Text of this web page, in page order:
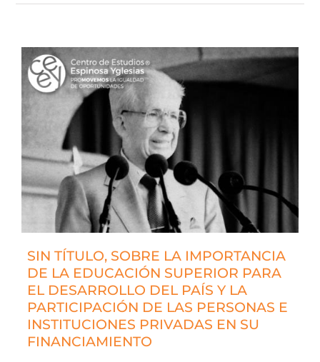
SIN TÍTULO, SOBRE LA IMPORTANCIA
DE LA EDUCACIÓN SUPERIOR PARA
EL DESARROLLO DEL PAÍS Y LA
PARTICIPACIÓN DE LAS PERSONAS E
INSTITUCIONES PRIVADAS EN SU
FINANCIAMIENTO